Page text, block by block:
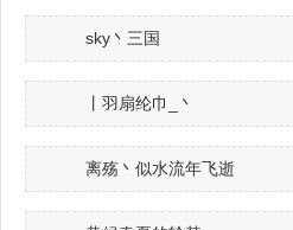
sky丶三国
丨羽扇纶巾_丶
离殇丶似水流年飞逝